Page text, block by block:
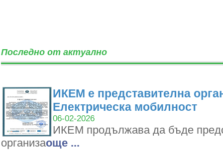
Последно от актуално
ИКЕМ е представителна
Електрическа мобилност
06-02-2026
ИКЕМ продължава да бъде
организаoще ...